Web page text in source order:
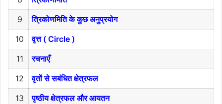
9
त्रिकोणमिति के कुछ अनुप्रयोग
10
वृत्त ( Circle )
11
रचनाएँ
12
वृतों से सबंधित क्षेत्रफल
13
पृष्ठीय क्षेत्रफल और आयतन